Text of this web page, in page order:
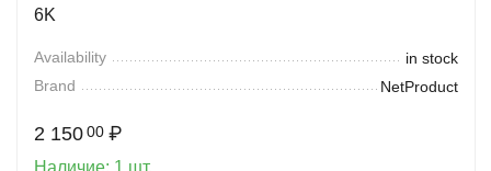
6K
Availability
in stock
Brand
NetProduct
2 150 00 ₽
Наличие: 1 шт.